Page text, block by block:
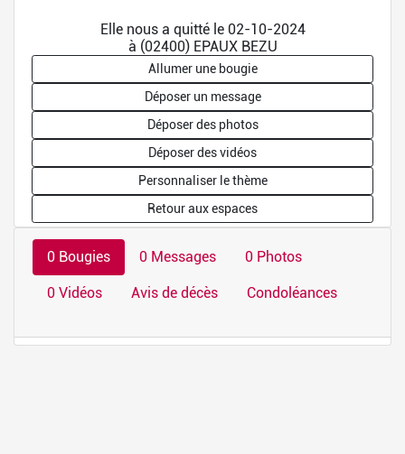
Elle nous a quitté le 02-10-2024
à (02400) EPAUX BEZU
Allumer une bougie
Déposer un message
Déposer des photos
Déposer des vidéos
Personnaliser le thème
Retour aux espaces
0 Bougies 0 Messages 0 Photos
0 Vidéos Avis de décès Condoléances